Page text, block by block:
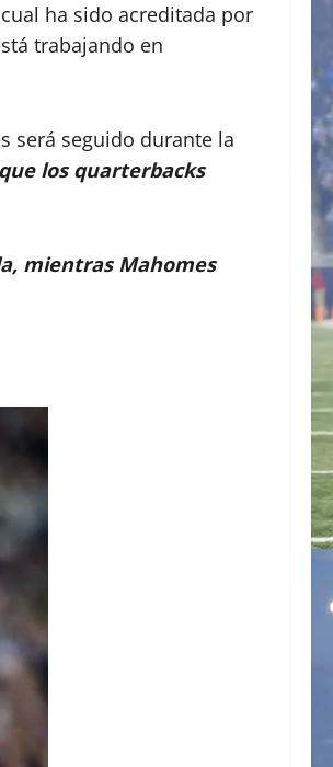
ha sido acreditada por
trabajando en
será seguido durante la
los quarterbacks
mientras Mahomes